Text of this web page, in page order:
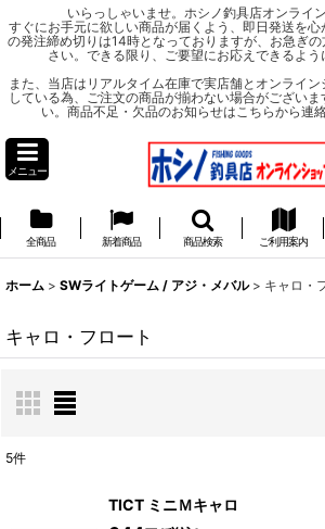
いらっしゃいませ。ホシノ釣具店オンライ
すぐにお手元に欲しい商品が届くよう、即日発送を
の発注締め切りは14時となっておりますが、お急ぎ
さい。できる限り、ご要望にお応えできるよう
また、当店はリアルタイム在庫で実店舗とオンライ
している為、ご注文の商品が揃わない場合がござい
い。商品不足・欠品のお知らせはこちらから連
メニュー
全商品 新着商品 商品検索 ご利用案内
ホーム > SWライトゲーム / アジ・メバル > キャロ・
キャロ・フロート
5件
TICT ミニＭキャロ